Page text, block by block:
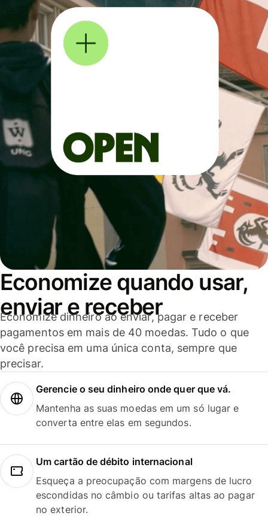
Economize quando usar,
enviar e receber
Economize dinheiro ao enviar, pagar e receber
pagamentos em mais de 40 moedas. Tudo o que
você precisa em uma única conta, sempre que
precisar.
Gerencie o seu dinheiro onde quer que vá.
Mantenha as suas moedas em um só lugar e
converta entre elas em segundos.
Um cartão de débito internacional
Esqueça a preocupação com margens de lucro
escondidas no câmbio ou tarifas altas ao pagar
no exterior.